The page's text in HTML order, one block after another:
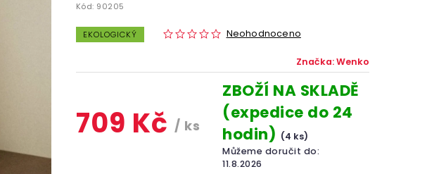
Kód: 90205
EKOLOGICKÝ Neohodnoceno
Značka:Wenko
709 Kč / ks
ZBOŽÍ NA SKLADĚ
(expedice do 24
hodin) (4 ks)
Můžeme doručit do:
11.8.2026